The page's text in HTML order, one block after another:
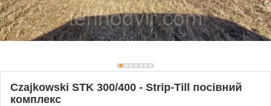
Czajkowski STK 300/400 - Strip-Till посівний
комплекс